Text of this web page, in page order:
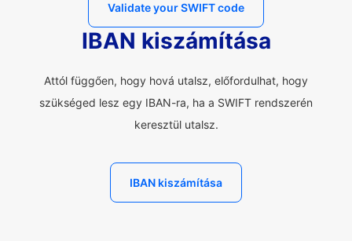
Validate your SWIFT code
IBAN kiszámítása
Attól függően, hogy hová utalsz, előfordulhat, hogy
szükséged lesz egy IBAN-ra, ha a SWIFT rendszerén
keresztül utalsz.
IBAN kiszámítása